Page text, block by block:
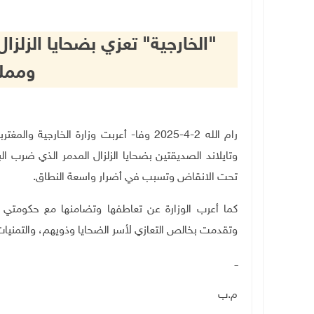
"الخارجية" تعزي بضحايا
رام الله 2-4-2025 وفا- أعربت وزارة
وتايلاند الصديقتين بضحايا الزلزال المدمر الذي
تحت الانقاض وتسبب في أضرار واسعة النطاق.
كما أعرب الوزارة عن تعاطفها وتضامنها مع
وتقدمت بخالص التعازي لأسر الضحايا وذويهم،
ــ
م.ب